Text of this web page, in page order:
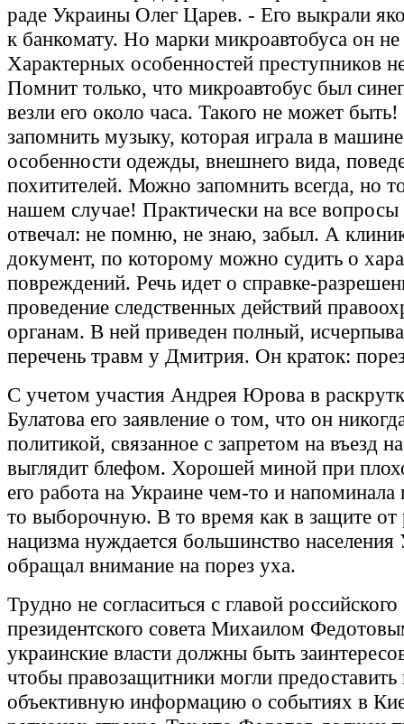
раде Украины Олег Царев. - Его выкрали
к банкомату. Но марки микроавтобуса он
Характерных особенностей преступников
Помнит только, что микроавтобус был
везли его около часа. Такого не может
запомнить музыку, которая играла в
особенности одежды, внешнего вида,
похитителей. Можно запомнить всегда, но
нашем случае! Практически на все
отвечал: не помню, не знаю, забыл. А
документ, по которому можно судить о
повреждений. Речь идет о справке-
проведение следственных действий
органам. В ней приведен полный,
перечень травм у Дмитрия. Он краток:
С учетом участия Андрея Юрова в
Булатова его заявление о том, что он
политикой, связанное с запретом на въезд
выглядит блефом. Хорошей миной при
его работа на Украине чем-то и напоминала
то выборочную. В то время как в защите от
нацизма нуждается большинство
обращал внимание на порез уха.
Трудно не согласиться с главой российского
президентского совета Михаилом
украинские власти должны быть
чтобы правозащитники могли
объективную информацию о событиях в